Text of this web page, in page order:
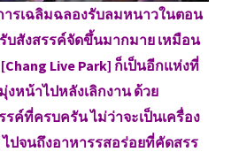
ารเฉลิมฉลองรับลมหนาวในตอน
บสังสรรค์จัดขึ้นมากมาย เหมือน
[Chang Live Park] ก็เป็นอีกแห่งที่
หน้าไปหลังเลิกงาน ด้วย
ค์ที่ครบครัน ไม่ว่าจะเป็นเครื่อง
ไปจนถึงอาหารรสอร่อยที่คัดสรร